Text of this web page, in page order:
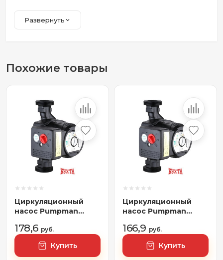
Развернуть
Похожие товары
Циркуляционный
насос Pumpman
178,6 руб.
Купить
Циркуляционный
насос Pumpman
166,9 руб.
Купить